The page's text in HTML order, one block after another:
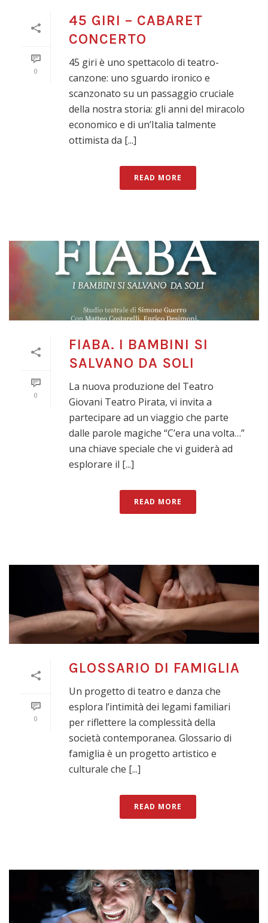
0
45 GIRI – CABARET
CONCERTO
45 giri è uno spettacolo di teatro-
canzone: uno sguardo ironico e
scanzonato su un passaggio cruciale
della nostra storia: gli anni del miracolo
economico e di un’Italia talmente
ottimista da [...]
READ MORE
0
FIABA. I BAMBINI SI
SALVANO DA SOLI
La nuova produzione del Teatro
Giovani Teatro Pirata, vi invita a
partecipare ad un viaggio che parte
dalle parole magiche “C’era una volta…”
una chiave speciale che vi guiderà ad
esplorare il [...]
READ MORE
0
GLOSSARIO DI FAMIGLIA
Un progetto di teatro e danza che
esplora l’intimità dei legami familiari
per riflettere la complessità della
società contemporanea. Glossario di
famiglia è un progetto artistico e
culturale che [...]
READ MORE